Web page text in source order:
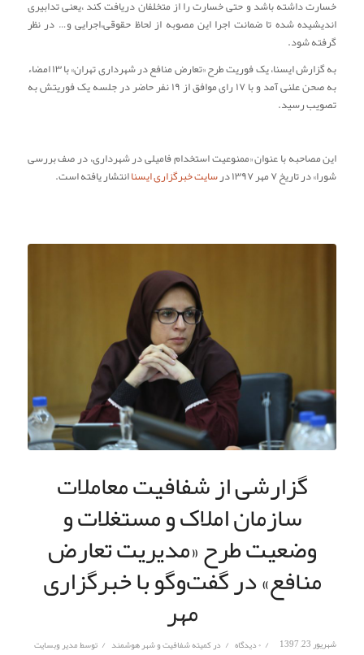
خسارت داشته باشد و حتی خسارت را از متخلفان دریافت کند ،یعنی تدابیری
اندیشیده شده تا ضمانت اجرا این مصوبه از لحاظ حقوقی،اجرایی و… در نظر
گرفته شود.
به گزارش ایسنا، یک فوریت طرح «تعارض منافع در شهرداری تهران» با ۱۳ امضاء
به صحن علنی آمد و با ۱۷ رای موافق از ۱۹ نفر حاضر در جلسه یک فوریتش به
تصویب رسید.
این مصاحبه با عنوان «ممنوعیت استخدام فامیلی در شهرداری، در صف بررسی
شورا» در تاریخ ۷ مهر ۱۳۹۷ در
سایت خبرگزاری ایسناانتشار یافته است.
گزارشی از شفافیت معاملات
سازمان املاک و مستغلات و
وضعیت طرح «مدیریت تعارض
منافع» در گفت‌وگو با خبرگزاری
مهر
شهریور 23, 1397 / ۰ دیدگاه / درکمیته شفافیت و شهر هوشمند / توسطمدیر وبسایت